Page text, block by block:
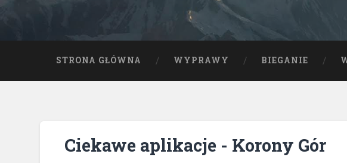
STRONA GŁÓWNA WYPRAWY BIEGANIE
Ciekawe aplikacje - Korony Gór